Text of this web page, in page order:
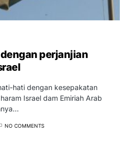
perjanjian
hati dengan kesepakatan
Israel dam Emiriah Arab
NO COMMENTS